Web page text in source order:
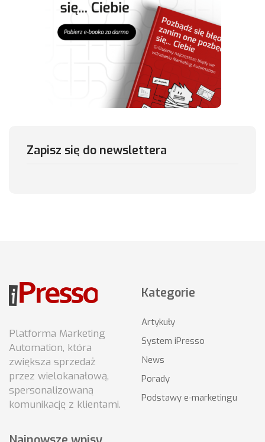
Zapisz się do newslettera
Platforma Marketing
Automation, która
zwiększa sprzedaż
przez wielokanałową,
spersonalizowaną
komunikację z klientami.
Kategorie
Artykuły
System iPresso
News
Porady
Podstawy e-marketingu